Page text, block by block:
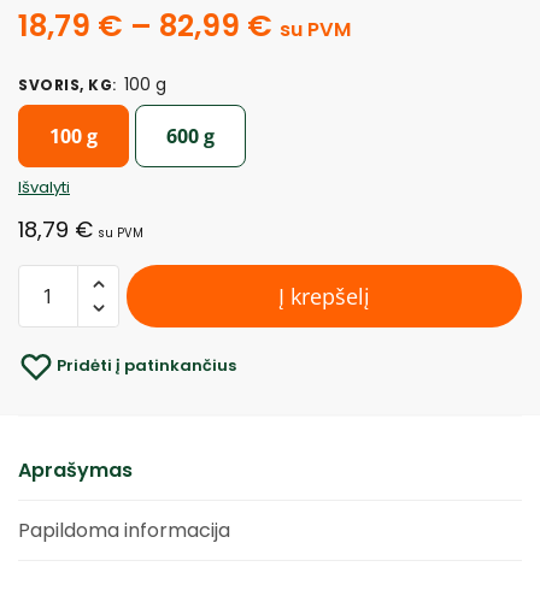
18,79 € – 82,99 € su PVM
SVORIS, KG: 100 g
100 g 600 g
Išvalyti
18,79 € su PVM
Į krepšelį
Pridėti į patinkančius
Aprašymas
Papildoma informacija